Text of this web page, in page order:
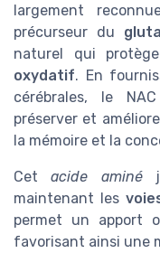
largement
précurseur du
naturel qui
oxydatif. En
cérébrales, le
préserver et
la mémoire et la
Cetacide aminé
maintenant les
permet un apport
favorisant ainsi une